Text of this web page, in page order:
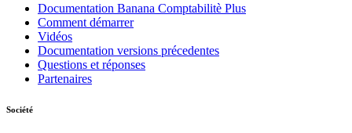
Documentation Banana Comptabilitè Plus
Comment démarrer
Vidéos
Documentation versions précedentes
Questions et réponses
Partenaires
Société